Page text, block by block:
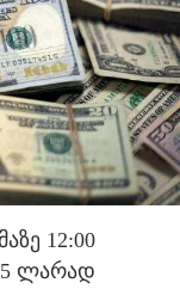
12:00
ლარად